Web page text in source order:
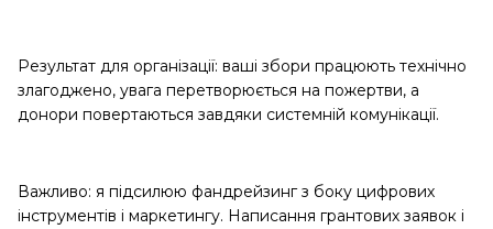
Результат для організації: ваші збори працюють технічно
злагоджено, увага перетворюється на пожертви, а
донори повертаються завдяки системній комунікації.
Важливо: я підсилюю фандрейзинг з боку цифрових
інструментів і маркетингу. Написання грантових заявок і